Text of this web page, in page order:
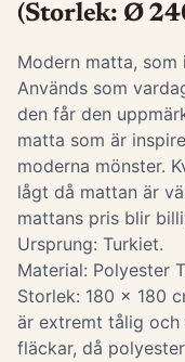
(Storlek: Ø
Modern matta, som
Används som
den får den
matta som är
moderna mönster.
lågt då mattan är
mattans pris blir
Ursprung:
Material: Polyester
Storlek: 180 x 180
är extremt tålig
fläckar, då